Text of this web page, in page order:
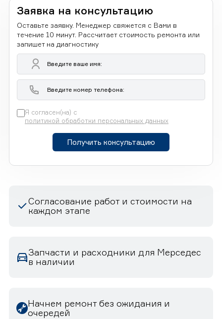
Заявка на консультацию
Оставьте заявку. Менеджер свяжется с Вами в
течение 10 минут. Рассчитает стоимость ремонта или
запишет на диагностику
Я согласен(на) с
политикой обработки персональных данных
Получить консультацию
Согласование работ и стоимости на
каждом этапе
Запчасти и расходники для Мерседес
в наличии
Начнем ремонт без ожидания и
очередей